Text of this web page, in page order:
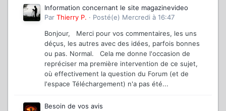
Information concernant le site magazinevideo
Par Thierry P. · Posté(e) Mercredi à 16:47
Bonjour, Merci pour vos commentaires, les uns
déçus, les autres avec des idées, parfois bonnes
ou pas. Normal. Cela me donne l'occasion de
repréciser ma première intervention de ce sujet,
où effectivement la question du Forum (et de
l'espace Téléchargement) n'a pas été...
Besoin de vos avis